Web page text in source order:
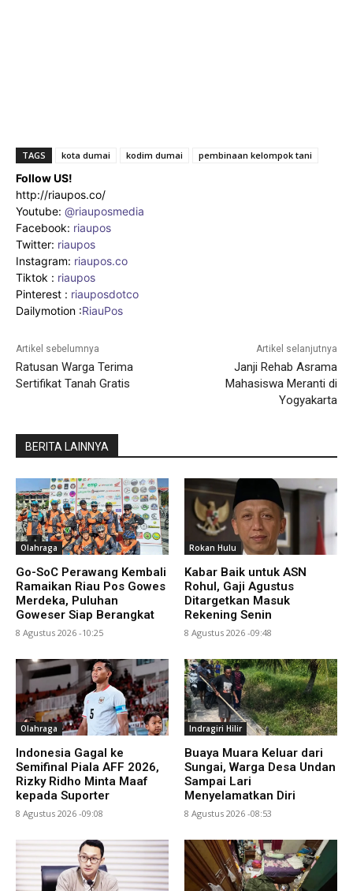
TAGS kota dumai kodim dumai pembinaan kelompok tani
Follow US!
http://riaupos.co/
Youtube: @riauposmedia
Facebook: riaupos
Twitter: riaupos
Instagram: riaupos.co
Tiktok : riaupos
Pinterest : riauposdotco
Dailymotion :RiauPos
Artikel sebelumnya
Ratusan Warga Terima
Sertifikat Tanah Gratis
Artikel selanjutnya
Janji Rehab Asrama
Mahasiswa Meranti di
Yogyakarta
BERITA LAINNYA
Olahraga
Go-SoC Perawang Kembali
Ramaikan Riau Pos Gowes
Merdeka, Puluhan
Goweser Siap Berangkat
8 Agustus 2026 -10:25
Rokan Hulu
Kabar Baik untuk ASN
Rohul, Gaji Agustus
Ditargetkan Masuk
Rekening Senin
8 Agustus 2026 -09:48
Olahraga
Indonesia Gagal ke
Semifinal Piala AFF 2026,
Rizky Ridho Minta Maaf
kepada Suporter
8 Agustus 2026 -09:08
Indragiri Hilir
Buaya Muara Keluar dari
Sungai, Warga Desa Undan
Sampai Lari
Menyelamatkan Diri
8 Agustus 2026 -08:53